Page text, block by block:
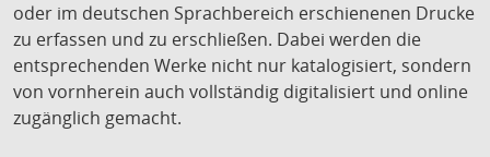
oder im deutschen Sprachbereich erschienenen Drucke
zu erfassen und zu erschließen. Dabei werden die
entsprechenden Werke nicht nur katalogisiert, sondern
von vornherein auch vollständig digitalisiert und online
zugänglich gemacht.